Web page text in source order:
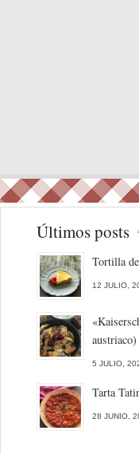
Últimos posts
Tortilla
12 JULIO,
austriaco)
5 JULIO,
Tarta
28 JUNIO,